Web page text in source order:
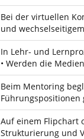
Bei der virtuellen
und
In Lehr- und
• Werden die
Beim Mentoring
Auf einem Flipchart
Strukturierung und